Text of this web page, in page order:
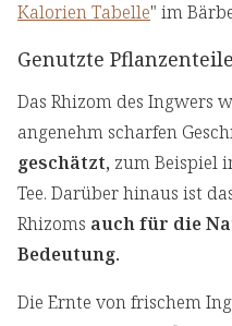
Kalorien Tabelle" im
Genutzte Pflanzenteile
Das Rhizom des Ingwers
angenehm scharfen
geschätzt, zum Beispiel
Tee. Darüber hinaus ist
Rhizoms auch für die
Bedeutung.
Die Ernte von frischem